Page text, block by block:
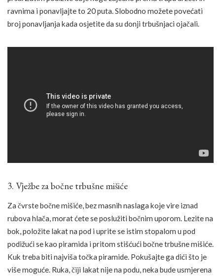
ravnima i ponavljajte to 20 puta. Slobodno možete povećati
broj ponavljanja kada osjetite da su donji trbušnjaci ojačali.
3. Vježbe za bočne trbušne mišiće
Za čvrste bočne mišiće, bez masnih naslaga koje vire iznad
rubova hlača, morat ćete se poslužiti bočnim uporom. Lezite na
bok, položite lakat na pod i uprite se istim stopalom u pod
podižući se kao piramida i pritom stišćući bočne trbušne mišiće.
Kuk treba biti najviša točka piramide. Pokušajte ga dići što je
više moguće. Ruka, čiji lakat nije na podu, neka bude usmjerena